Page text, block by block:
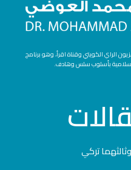
الراي الكويتي وقناة اقرأ، وهو برنامج
بأسلوب سلس وهادف.
تركي